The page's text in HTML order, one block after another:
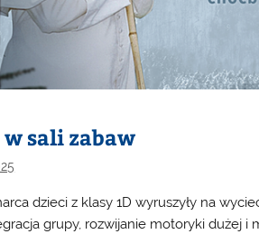
w sali zabaw
dzieci z klasy 1D wyruszyły na
grupy, rozwijanie motoryki dużej i